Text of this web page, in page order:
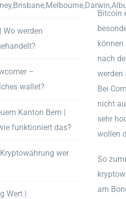
Bitcoin
können
nach
werden
Bei
nicht
sehr
wollen
So
am
Wo werden
–
wallet?
Kanton Bern |
funktioniert das?
wer
Wert |